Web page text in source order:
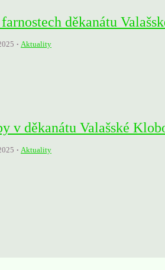
děkanátu
Aktuality
v děkanátu Valašské
Aktuality